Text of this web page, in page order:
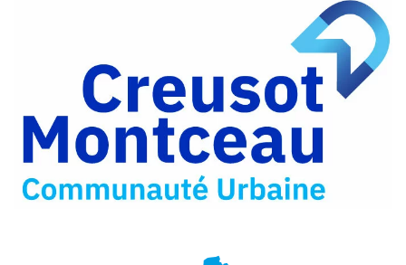
Facebook
Partager
Twitter
Partager
par
e-
mail